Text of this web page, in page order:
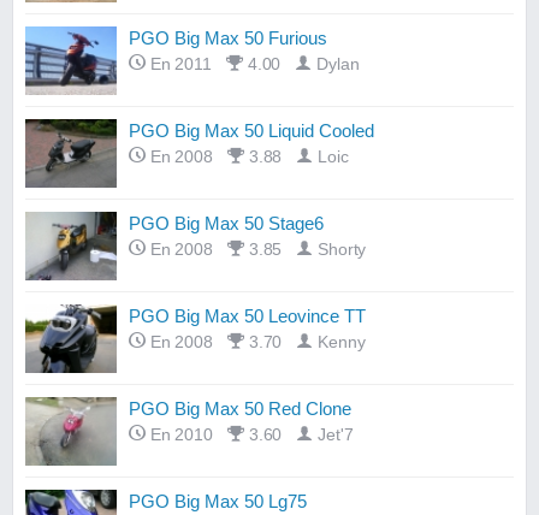
PGO Big Max 50 Furious
En 2011 4.00 Dylan
PGO Big Max 50 Liquid Cooled
En 2008 3.88 Loic
PGO Big Max 50 Stage6
En 2008 3.85 Shorty
PGO Big Max 50 Leovince TT
En 2008 3.70 Kenny
PGO Big Max 50 Red Clone
En 2010 3.60 Jet'7
PGO Big Max 50 Lg75